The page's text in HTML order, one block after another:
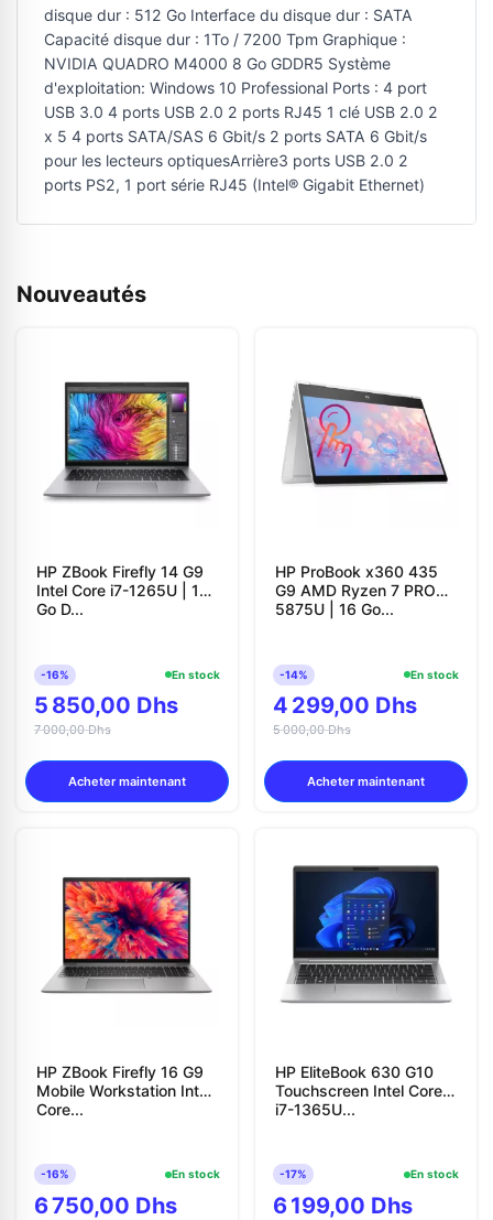
disque dur : 512 Go Interface du disque dur : SATA
Capacité disque dur : 1To / 7200 Tpm Graphique :
NVIDIA QUADRO M4000 8 Go GDDR5 Système
d'exploitation: Windows 10 Professional Ports : 4 port
USB 3.0 4 ports USB 2.0 2 ports RJ45 1 clé USB 2.0 2
x 5 4 ports SATA/SAS 6 Gbit/s 2 ports SATA 6 Gbit/s
pour les lecteurs optiquesArrière3 ports USB 2.0 2
ports PS2, 1 port série RJ45 (Intel® Gigabit Ethernet)
Nouveautés
HP ZBook Firefly 14 G9
Intel Core i7-1265U | 16
Go D...
-16% En stock
5 850,00 Dhs
7 000,00 Dhs
Acheter maintenant
HP ProBook x360 435
G9 AMD Ryzen 7 PRO
5875U | 16 Go...
-14% En stock
4 299,00 Dhs
5 000,00 Dhs
Acheter maintenant
HP ZBook Firefly 16 G9
Mobile Workstation Intel
Core...
-16% En stock
6 750,00 Dhs
HP EliteBook 630 G10
Touchscreen Intel Core
i7-1365U...
-17% En stock
6 199,00 Dhs